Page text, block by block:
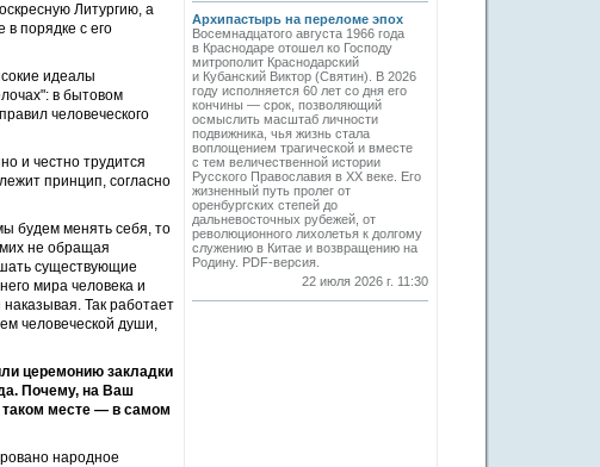
Литургию, а
в порядке с его
идеалы
в бытовом
человеческого
и честно трудится
принцип, согласно
будем менять себя, то
не обращая
существующие
мира человека и
Так работает
человеческой души,
церемонию закладки
Почему, на Ваш
таком месте — в самом
народное
Архипастырь на переломе эпох
Восемнадцатого августа 1966 года
в Краснодаре отошел ко Господу
митрополит Краснодарский
и Кубанский Виктор (Святин). В 2026
году исполняется 60 лет со дня его
кончины — срок, позволяющий
осмыслить масштаб личности
подвижника, чья жизнь стала
воплощением трагической и вместе
с тем величественной истории
Русского Православия в XX веке. Его
жизненный путь пролег от
оренбургских степей до
дальневосточных рубежей, от
революционного лихолетья к долгому
служению в Китае и возвращению на
Родину. PDF-версия.
22 июля 2026 г. 11:30